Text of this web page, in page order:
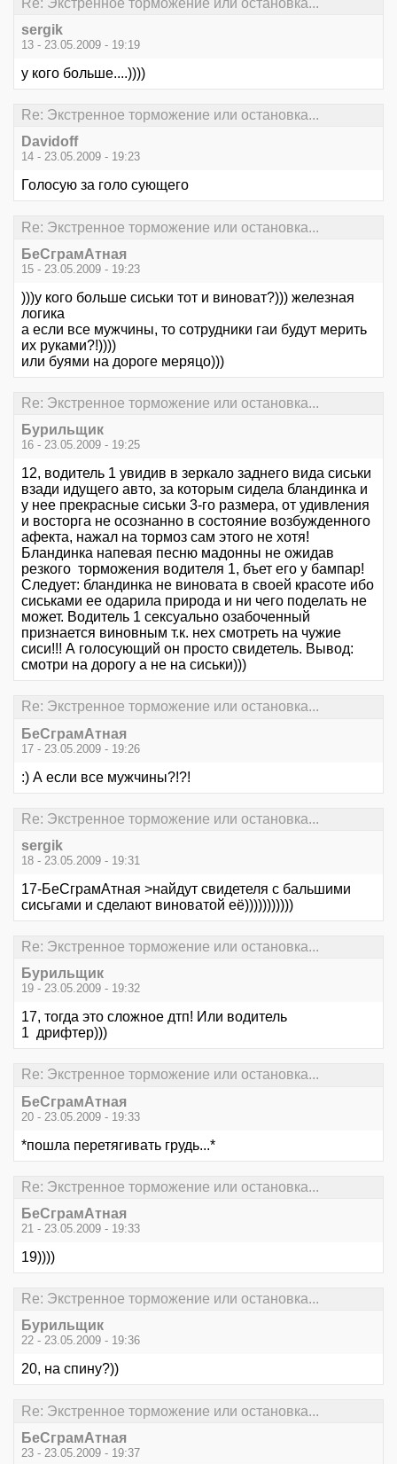
sergik
13 - 23.05.2009 - 19:19
у кого больше....))))
Re: Экстренное торможение или остановка...
Davidoff
14 - 23.05.2009 - 19:23
Голосую за голо сующего
Re: Экстренное торможение или остановка...
БеСграмАтная
15 - 23.05.2009 - 19:23
)))у кого больше сиськи тот и виноват?))) железная
логика
а если все мужчины, то сотрудники гаи будут мерить
их руками?!))))
или буями на дороге меряцо)))
Re: Экстренное торможение или остановка...
Бурильщик
16 - 23.05.2009 - 19:25
12, водитель 1 увидив в зеркало заднего вида сиськи
взади идущего авто, за которым сидела бландинка и
у нее прекрасные сиськи 3-го размера, от удивления
и восторга не осознанно в состояние возбужденного
афекта, нажал на тормоз сам этого не хотя!
Бландинка напевая песню мадонны не ожидав
резкого торможения водителя 1, бъет его у бампар!
Следует: бландинка не виновата в своей красоте ибо
сиськами ее одарила природа и ни чего поделать не
может. Водитель 1 сексуально озабоченный
признается виновным т.к. нех смотреть на чужие
сиси!!! А голосующий он просто свидетель. Вывод:
смотри на дорогу а не на сиськи)))
Re: Экстренное торможение или остановка...
БеСграмАтная
17 - 23.05.2009 - 19:26
:) А если все мужчины?!?!
Re: Экстренное торможение или остановка...
sergik
18 - 23.05.2009 - 19:31
17-БеСграмАтная >найдут свидетеля с бальшими
сисьгами и сделают виноватой её)))))))))))
Re: Экстренное торможение или остановка...
Бурильщик
19 - 23.05.2009 - 19:32
17, тогда это сложное дтп! Или водитель
1 дрифтер)))
Re: Экстренное торможение или остановка...
БеСграмАтная
20 - 23.05.2009 - 19:33
*пошла перетягивать грудь...*
Re: Экстренное торможение или остановка...
БеСграмАтная
21 - 23.05.2009 - 19:33
19))))
Re: Экстренное торможение или остановка...
Бурильщик
22 - 23.05.2009 - 19:36
20, на спину?))
Re: Экстренное торможение или остановка...
БеСграмАтная
23 - 23.05.2009 - 19:37